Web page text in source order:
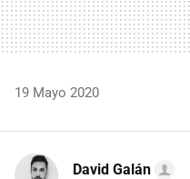
19 Mayo 2020
David Galán